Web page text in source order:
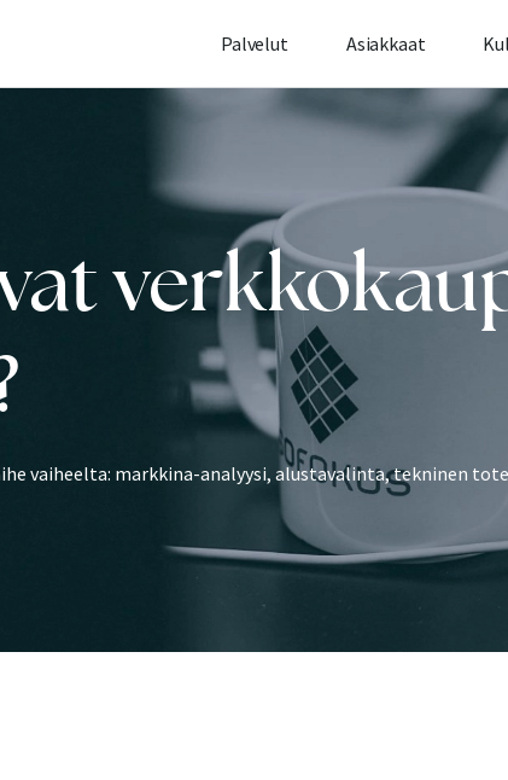
Palvelut Asiakkaat
vaiheelta: markkina-analyysi, alustavalinta, tekninen